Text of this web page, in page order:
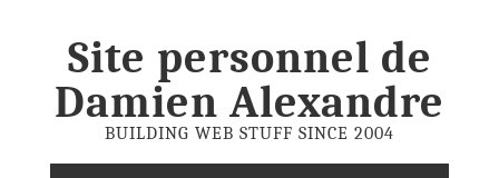
Site personnel de
Damien Alexandre
BUILDING WEB STUFF SINCE 2004